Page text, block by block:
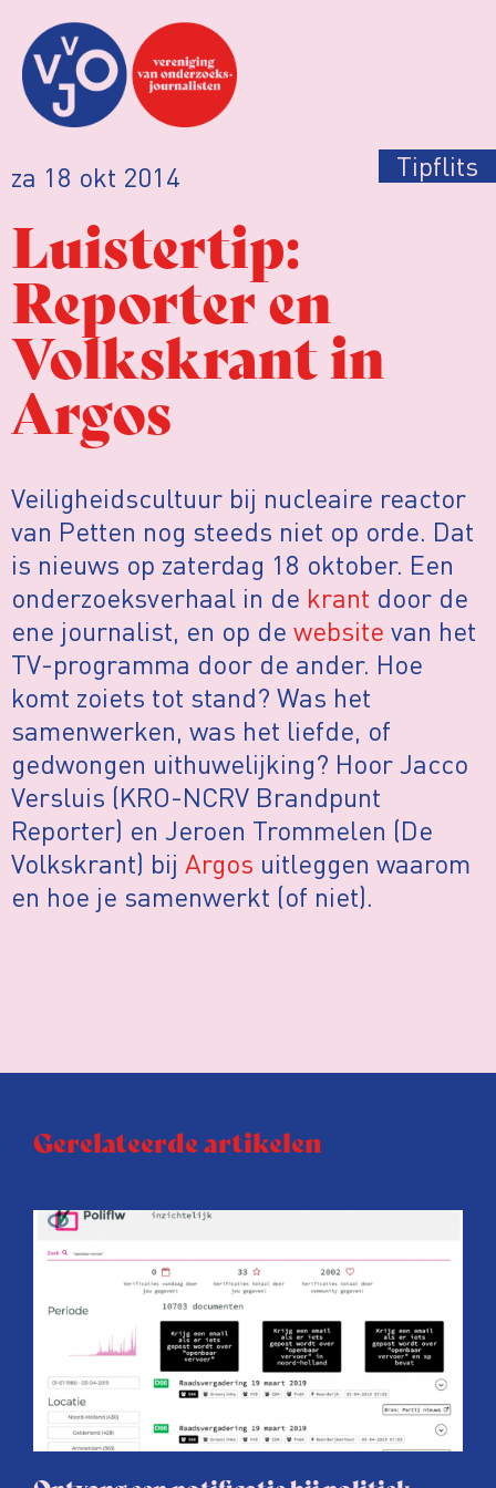
za 18 okt 2014 Tipflits
Luistertip:
Reporter en
Volkskrant in
Argos
Veiligheidscultuur bij nucleaire reactor
van Petten nog steeds niet op orde. Dat
is nieuws op zaterdag 18 oktober. Een
onderzoeksverhaal in de krant door de
ene journalist, en op de website van het
TV-programma door de ander. Hoe
komt zoiets tot stand? Was het
samenwerken, was het liefde, of
gedwongen uithuwelijking? Hoor Jacco
Versluis (KRO-NCRV Brandpunt
Reporter) en Jeroen Trommelen (De
Volkskrant) bij Argos uitleggen waarom
en hoe je samenwerkt (of niet).
Gerelateerde artikelen